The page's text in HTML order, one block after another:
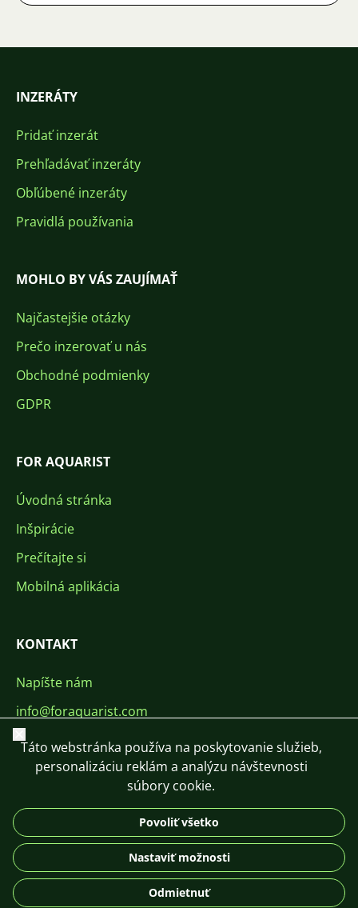
INZERÁTY
Pridať inzerát
Prehľadávať inzeráty
Obľúbené inzeráty
Pravidlá používania
MOHLO BY VÁS ZAUJÍMAŤ
Najčastejšie otázky
Prečo inzerovať u nás
Obchodné podmienky
GDPR
FOR AQUARIST
Úvodná stránka
Inšpirácie
Prečítajte si
Mobilná aplikácia
KONTAKT
Napíšte nám
info@foraquarist.com
+420 603 449 602
DE
© 2026 For Aquarist
Zavrieť
Táto webstránka používa na poskytovanie služieb,
personalizáciu reklám a analýzu návštevnosti
súbory cookie.
Povoliť všetko
Nastaviť možnosti
Odmietnuť